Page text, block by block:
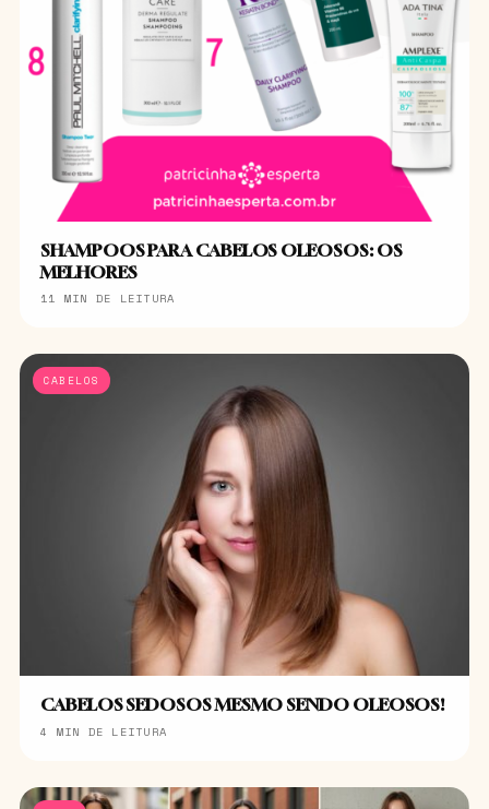
SHAMPOOS PARA CABELOS OLEOSOS: OS
MELHORES
11 MIN DE LEITURA
CABELOS
CABELOS SEDOSOS MESMO SENDO OLEOSOS!
4 MIN DE LEITURA